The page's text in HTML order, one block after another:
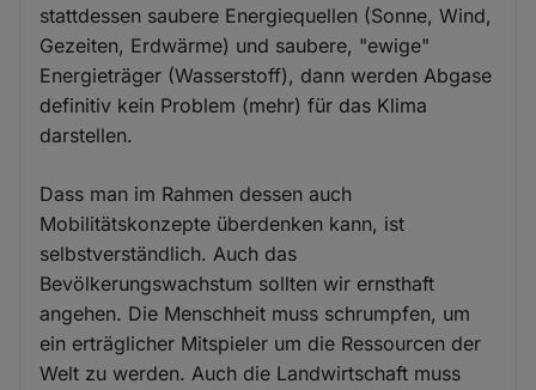
stattdessen saubere Energiequellen (Sonne, Wind,
Gezeiten, Erdwärme) und saubere, "ewige"
Energieträger (Wasserstoff), dann werden Abgase
definitiv kein Problem (mehr) für das Klima
darstellen.
Dass man im Rahmen dessen auch
Mobilitätskonzepte überdenken kann, ist
selbstverständlich. Auch das
Bevölkerungswachstum sollten wir ernsthaft
angehen. Die Menschheit muss schrumpfen, um
ein erträglicher Mitspieler um die Ressourcen der
Welt zu werden. Auch die Landwirtschaft muss